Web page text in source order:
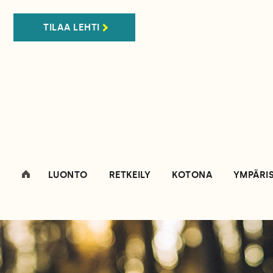
TILAA LEHTI
LUONTO RETKEILY KOTONA